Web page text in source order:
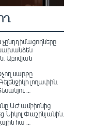
Աբովյան
սարքը
լողափին.
...
ԱԺ ամբիոնից
Փաշինյանին․
հա ...